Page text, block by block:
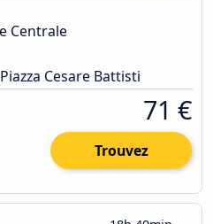
Centrale
Cesare Battisti
71 €
Trouvez